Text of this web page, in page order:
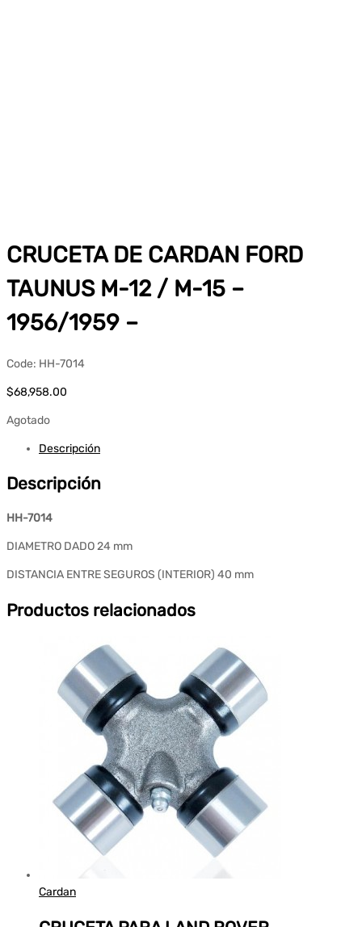
CRUCETA DE CARDAN FORD
TAUNUS M-12 / M-15 –
1956/1959 –
Code: HH-7014
$68,958.00
Agotado
Descripción
Descripción
HH-7014
DIAMETRO DADO 24 mm
DISTANCIA ENTRE SEGUROS (INTERIOR) 40 mm
Productos relacionados
Cardan